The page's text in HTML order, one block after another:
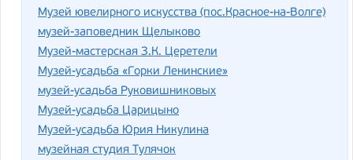
Музей ювелирного искусства (пос.Красное-на-Волге)
музей-заповедник Щелыково
Музей-мастерская З.К. Церетели
Музей-усадьба «Горки Ленинские»
музей-усадьба Руковишниковых
Музей-усадьба Царицыно
Музей-усадьба Юрия Никулина
музейная студия Тулячок